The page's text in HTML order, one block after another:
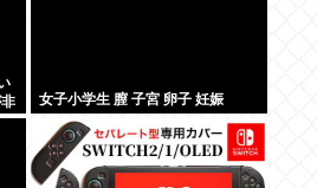
女子小学生 膣 子宮 卵子 妊娠